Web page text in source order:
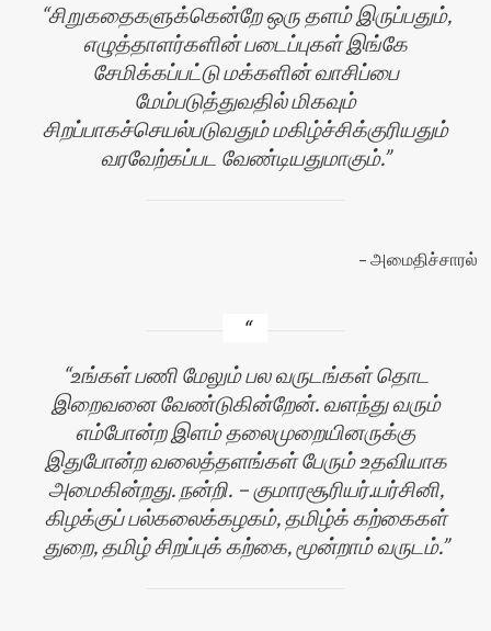
சிறுகதைகளுக்கென்றே ஒரு தளம் இருப்பதும்,
எழுத்தாளர்களின் படைப்புகள் இங்கே
சேமிக்கப்பட்டு மக்களின் வாசிப்பை
மேம்படுத்துவதில் மிகவும்
சிறப்பாகச்செயல்படுவதும் மகிழ்ச்சிக்குரியதும்
வரவேற்கப்பட வேண்டியதுமாகும்.
அமைதிச்சாரல்
உங்கள் பணி மேலும் பல வருடங்கள் தொட
இறைவனை வேண்டுகின்றேன். வளந்து வரும்
எம்போன்ற இளம் தலைமுறையினருக்கு
இதுபோன்ற வலைத்தளங்கள் பேரும் உதவியாக
அமைகின்றது. நன்றி. – குமாரசூரியர்.யர்சினி,
கிழக்குப் பல்கலைக்கழகம், தமிழ்க் கற்கைகள்
துறை, தமிழ் சிறப்புக் கற்கை, மூன்றாம் வருடம்.